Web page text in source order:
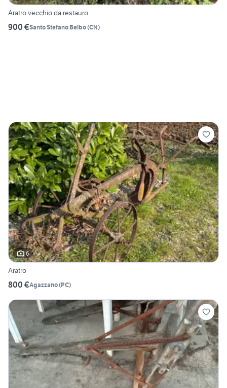
Aratro vecchio da restauro
900 €Santo Stefano Belbo(CN)
6
Aratro
800 €Agazzano(PC)